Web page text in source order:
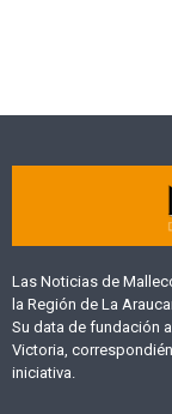
Las Noticias de
la Región de La
Su data de fundación
Victoria,
iniciativa.